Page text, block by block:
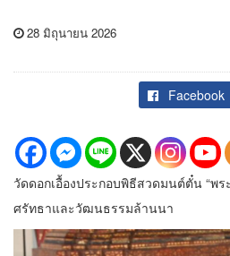
28 มิถุนายน 2026
Facebook
วัดดอกเอื้องประกอบพิธีสวดมนต์ตั๋น “พร
ศรัทธาและวัฒนธรรมล้านนา